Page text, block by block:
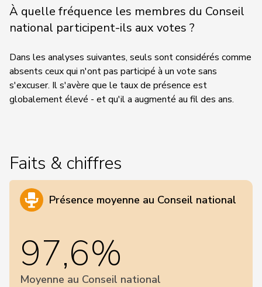
À quelle fréquence les membres du Conseil
national participent-ils aux votes ?
Dans les analyses suivantes, seuls sont considérés comme
absents ceux qui n'ont pas participé à un vote sans
s'excuser. Il s'avère que le taux de présence est
globalement élevé - et qu'il a augmenté au fil des ans.
Faits & chiffres
Présence moyenne au Conseil national
97,6%
Moyenne au Conseil national